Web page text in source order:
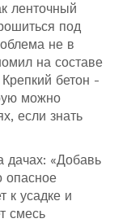
ленточный
под
не в
на составе
бетон -
можно
если знать
дачах: «Добавь
опасное
к усадке и
смесь